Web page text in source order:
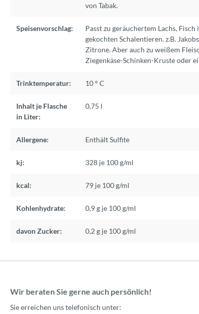
von Tabak.
Speisenvorschlag:
Passt zu geräuchertem Lachs,
gekochten Schalentieren. z.B.
Zitrone. Aber auch zu weißem
Ziegenkäse-Schinken-Kruste oder
Trinktemperatur: 10 ° C
Inhalt je Flasche
in Liter:
0,75 l
Allergene: Enthält Sulfite
kj: 328 je 100 g/ml
kcal: 79 je 100 g/ml
Kohlenhydrate: 0,9 g je 100 g/ml
davon Zucker: 0,2 g je 100 g/ml
Wir beraten Sie gerne auch persönlich!
Sie erreichen uns telefonisch unter: